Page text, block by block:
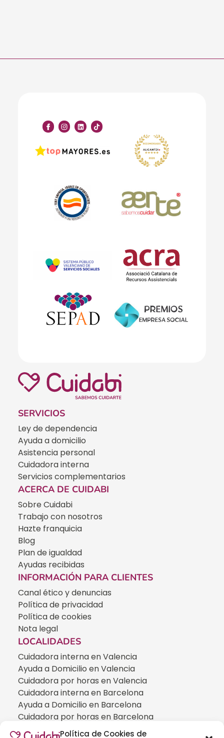
Política de Cookies de
SERVICIOS
Ley de dependencia
Ayuda a domicilio
Asistencia personal
Cuidadora interna
Servicios complementarios
ACERCA DE CUIDABI
Sobre Cuidabi
Trabajo con nosotros
Hazte franquicia
Blog
Plan de igualdad
Ayudas recibidas
INFORMACIÓN PARA CLIENTES
Canal ético y denuncias
Política de privacidad
Política de cookies
Nota legal
LOCALIDADES
Cuidadora interna en Valencia
Ayuda a Domicilio en Valencia
Cuidadora por horas en Valencia
Cuidadora interna en Barcelona
Ayuda a Domicilio en Barcelona
Cuidadora por horas en Barcelona
Cuidadora interna en Madrid